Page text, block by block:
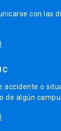
con las
accidente o
de algún